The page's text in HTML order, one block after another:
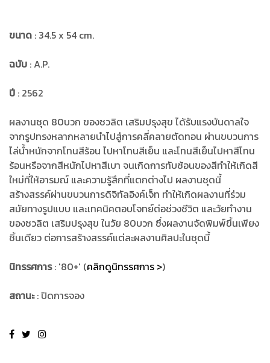
ขนาด : 34.5 x 54 cm.
ฉบับ : A.P.
ปี : 2562
ผลงานชุด 80บวก ของชวลิต เสริมปรุงสุข ได้รับแรงบันดาลใจ
จากรูปทรงหลากหลายนำไปสู่การคลี่คลายตัดทอน ผ่านขบวนการ
ไล่น้ำหนักจากโทนสีร้อน ไปหาโทนสีเย็น และโทนสีเย็นไปหาสีโทน
ร้อนหรือจากสีหนักไปหาสีเบา จนเกิดการทับซ้อนของสีทำให้เกิดสี
ใหม่ที่ให้อารมณ์ และความรู้สึกที่แตกต่างไป ผลงานชุดนี้
สร้างสรรค์ผ่านขบวนการดิจิทัลอิงค์เจ็ท ทำให้เกิดผลงานที่ร่วม
สมัยทางรูปแบบ และเทคนิคตอบโจทย์ต่อช่วงชีวิต และวัยทำงาน
ของชวลิต เสริมปรุงสุข ในวัย 80บวก ซึ่งผลงานจัดพิมพ์ขึ้นเพียง
ชิ้นเดียว ต่อการสร้างสรรค์แต่ละผลงานศิลปะในชุดนี้
นิทรรศการ: '80+' (คลิกดูนิทรรศการ >)
สถานะ: ปิดการจอง